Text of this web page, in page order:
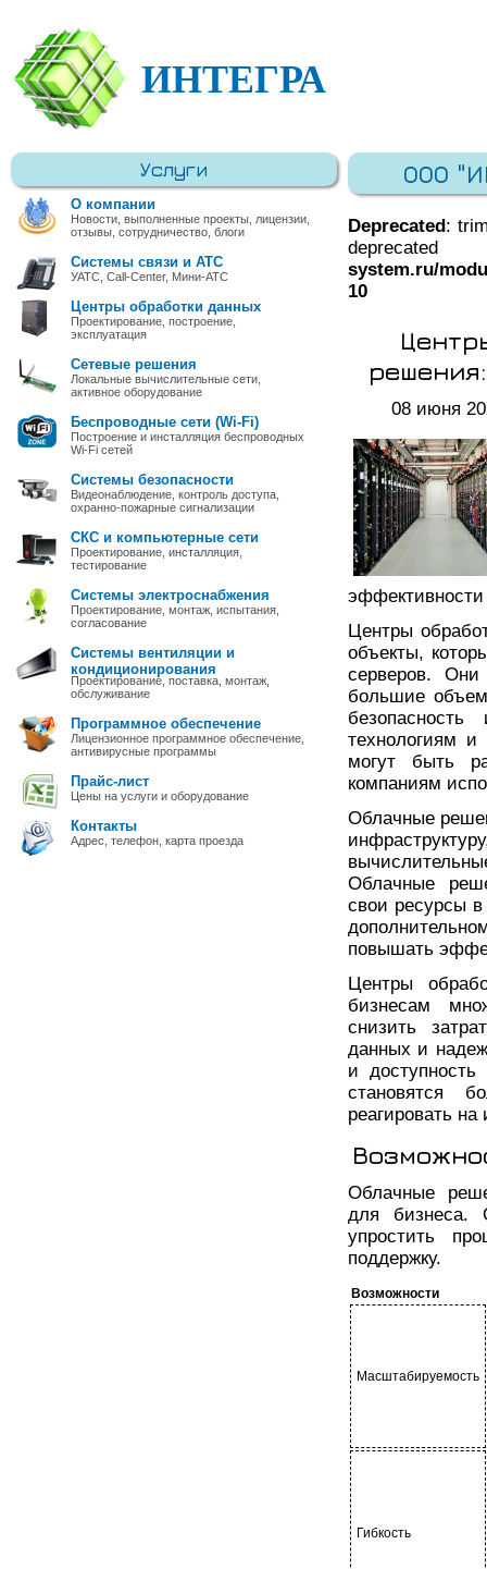
ИНТЕГРА
Услуги
О компании
Новости, выполненные проекты, лицензии,
отзывы, сотрудничество, блоги
Системы связи и АТС
УАТС, Call-Center, Мини-АТС
Центры обработки данных
Проектирование, построение,
эксплуатация
Сетевые решения
Локальные вычислительные сети,
активное оборудование
Беспроводные сети (Wi-Fi)
Построение и инсталляция беспроводных
Wi-Fi сетей
Системы безопасности
Видеонаблюдение, контроль доступа,
охранно-пожарные сигнализации
СКС и компьютерные сети
Проектирование, инсталляция,
тестирование
Системы электроснабжения
Проектирование, монтаж, испытания,
согласование
Системы вентиляции и
кондиционирования
Проектирование, поставка, монтаж,
обслуживание
Программное обеспечение
Лицензионное программное обеспечение,
антивирусные программы
Прайс-лист
Цены на услуги и оборудование
Контакты
Адрес, телефон, карта проезда
ООО
Deprecated:
system.ru/
10
08 июня
эффективности
Центры
объекты,
серверов. Они
большие
технологиям и
могут быть
компаниям
Облачные
Облачные
свои ресурсы
повышать
Центры
бизнесам
снизить
данных и
и
становятся
реагировать
Облачные
для бизнеса.
упростить
поддержку.
Возможности
Масштабируемость
Гибкость